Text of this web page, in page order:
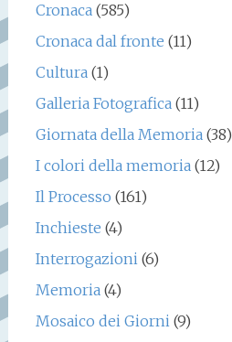
Cronaca(585)
Cronaca dal fronte (11)
Cultura(1)
Galleria Fotografica(11)
Giornata della Memoria(38)
I colori della memoria(12)
Il Processo (161)
Inchieste (4)
Interrogazioni(6)
Memoria(4)
Mosaico dei Giorni(9)